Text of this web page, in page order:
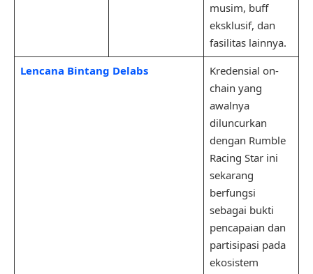
musim, buff
eksklusif, dan
fasilitas lainnya.
Lencana Bintang Delabs
Kredensial on-
chain yang
awalnya
diluncurkan
dengan Rumble
Racing Star ini
sekarang
berfungsi
sebagai bukti
pencapaian dan
partisipasi pada
ekosistem